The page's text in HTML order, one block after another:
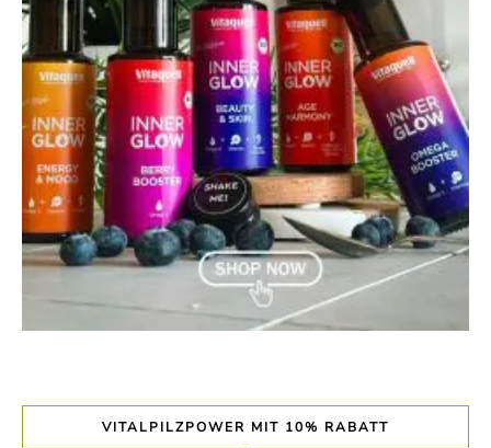
VITALPILZPOWER MIT 10% RABATT